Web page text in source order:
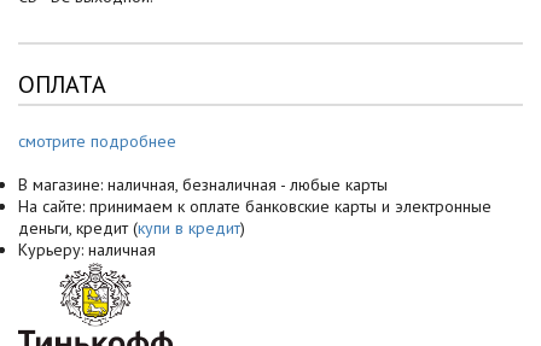
ОПЛАТА
смотрите подробнее
В магазине: наличная, безналичная - любые карты
На сайте: принимаем к оплате банковские карты и электронные
деньги, кредит (купи в кредит)
Курьеру: наличная